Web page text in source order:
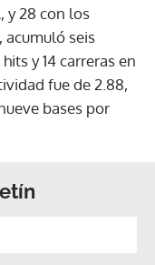
y 28 con los
acumuló seis
y 14 carreras en
fue de 2.88,
bases por